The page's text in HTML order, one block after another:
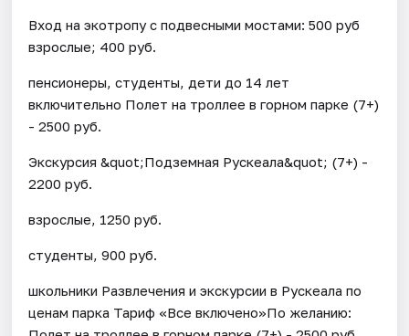
Вход на экотропу с подвесными мостами: 500 руб
взрослые; 400 руб.
пенсионеры, студенты, дети до 14 лет
включительно Полет на троллее в горном парке (7+)
- 2500 руб.
Экскурсия &quot;Подземная Рускеала&quot; (7+) -
2200 руб.
взрослые, 1250 руб.
студенты, 900 руб.
школьники Развлечения и экскурсии в Рускеала по
ценам парка Тариф «Все включено»По желанию: